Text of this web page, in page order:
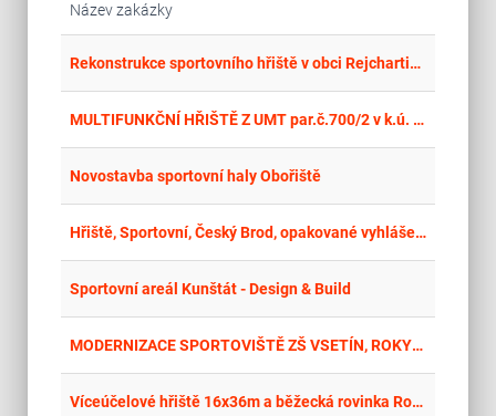
Název zakázky
Rekonstrukce sportovního hřiště v obci Rejchartice (opakované vypsání)
MULTIFUNKČNÍ HŘIŠTĚ Z UMT par.č.700/2 v k.ú. Velká Úpa II
Novostavba sportovní haly Obořiště
Hřiště, Sportovní, Český Brod, opakované vyhlášení
Sportovní areál Kunštát - Design & Build
MODERNIZACE SPORTOVIŠTĚ ZŠ VSETÍN, ROKYTNICE 436
Víceúčelové hřiště 16x36m a běžecká rovinka Roztoky u Jilemnice